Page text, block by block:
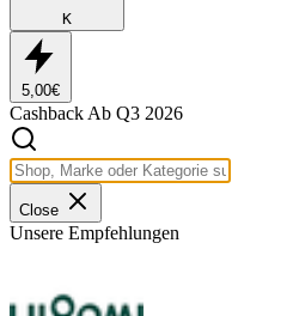
K
5,00€
CashbackAb Q3 2026
Close
Unsere Empfehlungen